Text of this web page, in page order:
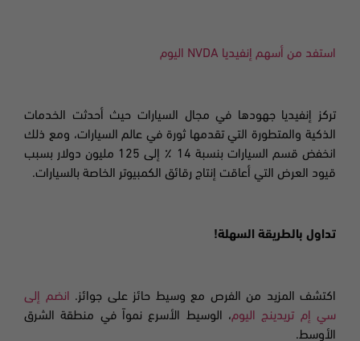
استفد من أسهم إنفيديا اليوم
تركز إنفيديا جهودها في مجال السيارات حيث أحدثت الخدمات
الذكية والمتطورة التي تقدمها ثورة في عالم السيارات، ومع ذلك
انخفض قسم السيارات بنسبة 14 ٪ إلى 125 مليون دولار بسبب
قيود العرض التي أعاقت إنتاج رقائق الكمبيوتر الخاصة بالسيارات.
تداول بالطريقة السهلة!
اكتشف المزيد من الفرص مع وسيط حائز على جوائز. انضم إلى
سي إم تريدينج اليوم، الوسيط الأسرع نمواً في منطقة الشرق
الأوسط.